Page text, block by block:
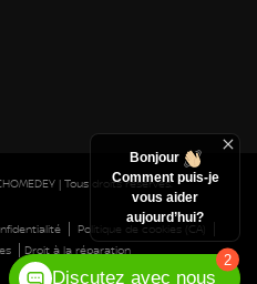
| Tous droits réservés.
| Politique de cookies (CA)
| Droit à la réparation
2
Bonjour
Comment puis-je
vous aider
aujourd’hui?
Discutez avec nous